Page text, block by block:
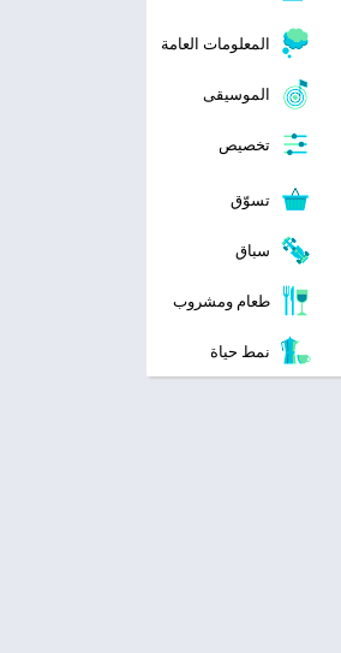
المعلومات العامة
الموسيقى
تخصيص
تسوّق
سباق
طعام ومشروب
نمط حياة